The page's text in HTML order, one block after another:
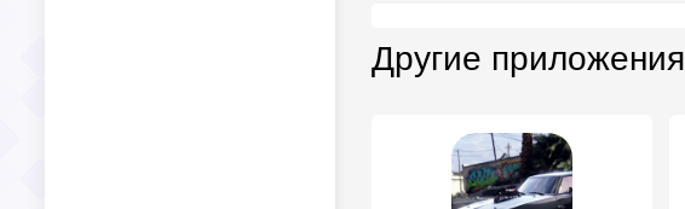
Другие приложения